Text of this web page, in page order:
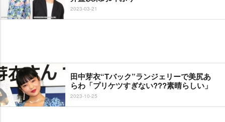
2023-03-21
田中芽衣“Tバック”ランジェリーで美尻あ
らわ「プリケツすぎない???素晴らしい」
2023-10-25